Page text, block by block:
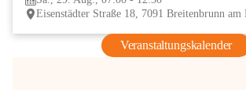
Veranstaltungskalender